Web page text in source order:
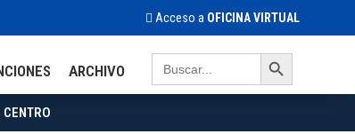
Acceso a OFICINA VIRTUAL
ARCHIVO
Search
for:
Search Button